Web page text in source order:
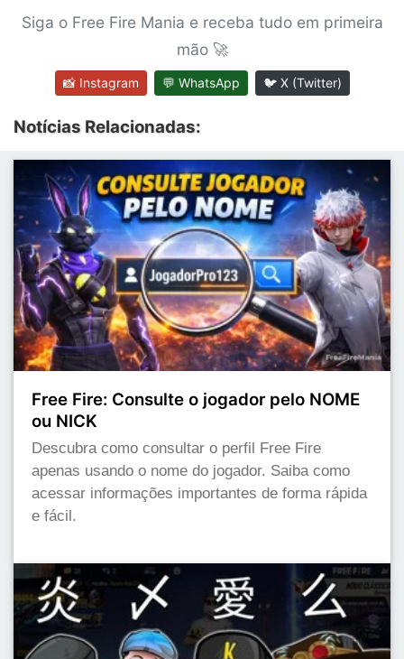
Siga o Free Fire Mania e receba tudo em primeira
mão 🚀
📸 Instagram 💬 WhatsApp 🐦 X (Twitter)
Notícias Relacionadas:
Free Fire: Consulte o jogador pelo NOME
ou NICK
Descubra como consultar o perfil Free Fire
apenas usando o nome do jogador. Saiba como
acessar informações importantes de forma rápida
e fácil.